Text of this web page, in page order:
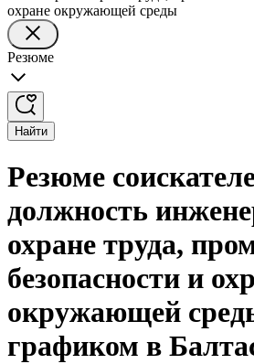
охране окружающей среды
Резюме
Найти
Резюме
должность
охране труда,
безопасности и
окружающей
графиком в